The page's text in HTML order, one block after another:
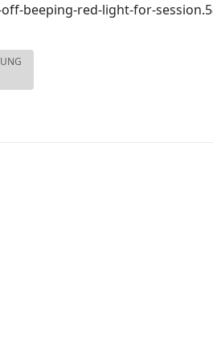
beeping-red-light-for-